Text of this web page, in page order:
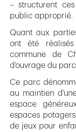
– structurent
public approprié.
Quant aux
ont été
commune de
d’ouvrage du
Ce parc
au maintien
espace
espaces
de jeux pour